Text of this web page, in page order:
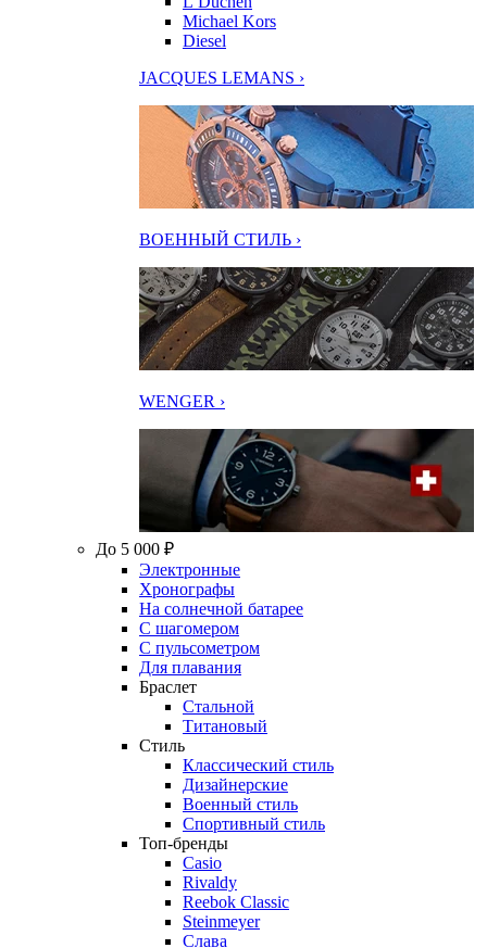
Michael Kors
Diesel
JACQUES LEMANS ›
ВОЕННЫЙ СТИЛЬ ›
WENGER ›
До 5 000 ₽
Электронные
Хронографы
На солнечной батарее
С шагомером
С пульсометром
Для плавания
Браслет
Стальной
Титановый
Стиль
Классический стиль
Дизайнерские
Военный стиль
Спортивный стиль
Топ-бренды
Casio
Rivaldy
Reebok Classic
Steinmeyer
Слава